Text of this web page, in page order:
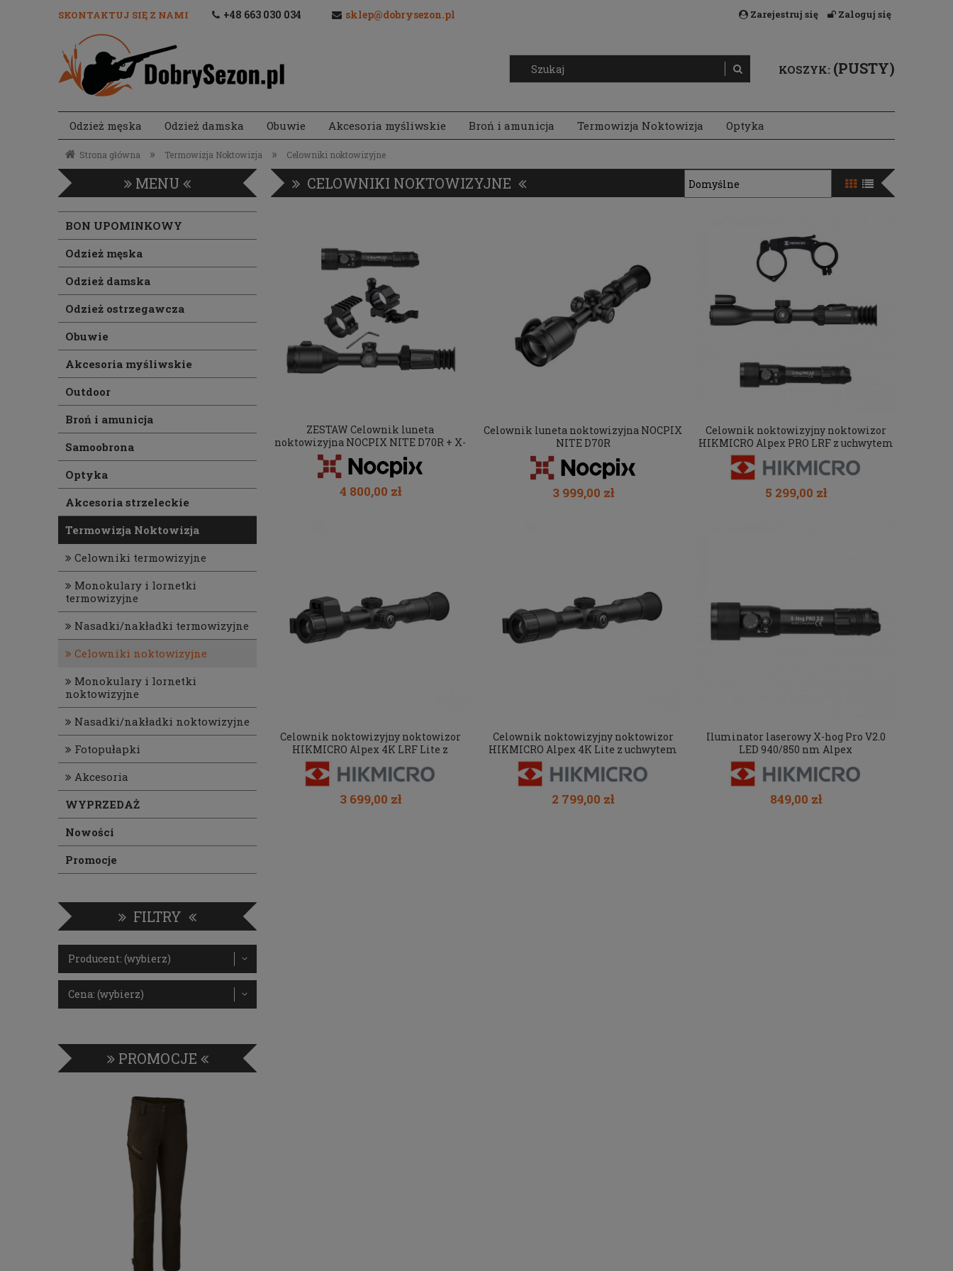
SKONTAKTUJ SIĘ Z NAMI +48 663 030 034 sklep@dobrysezon.pl Zarejestruj się Zaloguj się
KOSZYK: (PUSTY)
Odzież męska Odzież damska Obuwie Akcesoria myśliwskie Broń i amunicja Termowizja Noktowizja
Optyka
Akcesoria strzeleckie
Strona główna » Termowizja Noktowizja » Celowniki noktowizyjne
MENU
BON UPOMINKOWY
Odzież męska
Odzież damska
Odzież ostrzegawcza
Obuwie
Akcesoria myśliwskie
Outdoor
Broń i amunicja
Samoobrona
Optyka
Akcesoria strzeleckie
Termowizja Noktowizja
Celowniki termowizyjne
Monokulary i lornetki
termowizyjne
Nasadki/nakładki termowizyjne
Celowniki noktowizyjne
Monokulary i lornetki
noktowizyjne
Nasadki/nakładki noktowizyjne
Fotopułapki
Akcesoria
WYPRZEDAŻ
Nowości
Promocje
FILTRY
Producent: (wybierz)
Cena: (wybierz)
PROMOCJE
CELOWNIKI NOKTOWIZYJNE
ZESTAW Celownik luneta
noktowizyjna NOCPIX NITE D70R + X-
4 800,00 zł
Celownik luneta noktowizyjna NOCPIX
NITE D70R
3 999,00 zł
Celownik noktowizyjny noktowizor
HIKMICRO Alpex PRO LRF z uchwytem
pod IR + iluminator laserowy X-hog
Pro v2 940/850 nm
5 299,00 zł
Celownik noktowizyjny noktowizor
HIKMICRO Alpex 4K LRF Lite z
uchwytem pod IR
3 699,00 zł
Celownik noktowizyjny noktowizor
HIKMICRO Alpex 4K Lite z uchwytem
2 799,00 zł
Iluminator laserowy X-hog Pro V2.0
LED 940/850 nm Alpex
849,00 zł